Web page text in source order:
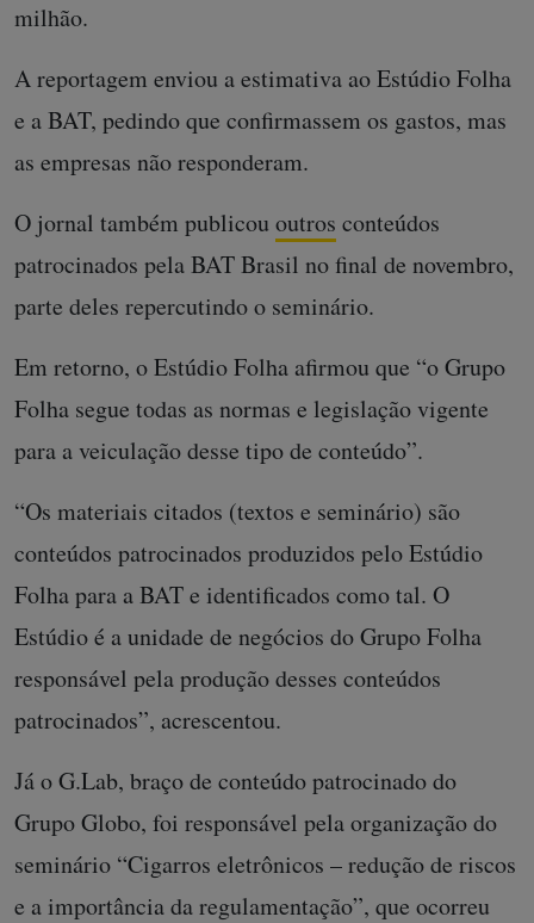
milhão.
A reportagem enviou a estimativa ao Estúdio Folha
e a BAT, pedindo que confirmassem os gastos, mas
as empresas não responderam.
O jornal também publicou outros conteúdos
patrocinados pela BAT Brasil no final de novembro,
parte deles repercutindo o seminário.
Em retorno, o Estúdio Folha afirmou que “o Grupo
Folha segue todas as normas e legislação vigente
para a veiculação desse tipo de conteúdo”.
“Os materiais citados (textos e seminário) são
conteúdos patrocinados produzidos pelo Estúdio
Folha para a BAT e identificados como tal. O
Estúdio é a unidade de negócios do Grupo Folha
responsável pela produção desses conteúdos
patrocinados”, acrescentou.
Já o G.Lab, braço de conteúdo patrocinado do
Grupo Globo, foi responsável pela organização do
seminário “Cigarros eletrônicos – redução de riscos
e a importância da regulamentação”, que ocorreu